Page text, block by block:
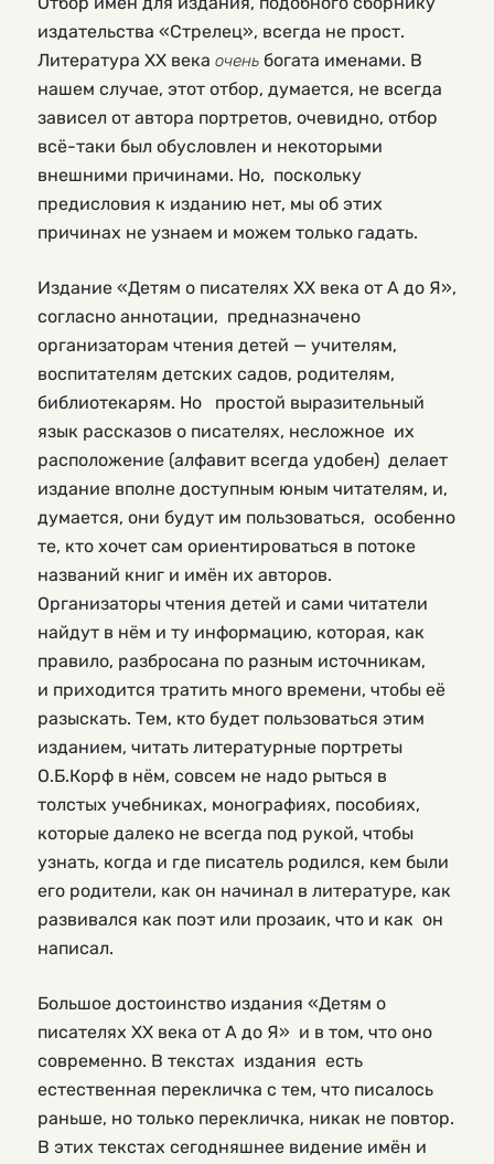
издательства «Стрелец», всегда не прост.
Литература ХХ века очень богата именами. В
нашем случае, этот отбор, думается, не всегда
зависел от автора портретов, очевидно, отбор
всё-таки был обусловлен и некоторыми
внешними причинами. Но, поскольку
предисловия к изданию нет, мы об этих
причинах не узнаем и можем только гадать.
Издание «Детям о писателях ХХ века от А до Я»,
согласно аннотации, предназначено
организаторам чтения детей — учителям,
воспитателям детских садов, родителям,
библиотекарям. Но простой выразительный
язык рассказов о писателях, несложное их
расположение (алфавит всегда удобен) делает
издание вполне доступным юным читателям, и,
думается, они будут им пользоваться, особенно
те, кто хочет сам ориентироваться в потоке
названий книг и имён их авторов.
Организаторы чтения детей и сами читатели
найдут в нём и ту информацию, которая, как
правило, разбросана по разным источникам,
и приходится тратить много времени, чтобы её
разыскать. Тем, кто будет пользоваться этим
изданием, читать литературные портреты
О.Б.Корф в нём, совсем не надо рыться в
толстых учебниках, монографиях, пособиях,
которые далеко не всегда под рукой, чтобы
узнать, когда и где писатель родился, кем были
его родители, как он начинал в литературе, как
развивался как поэт или прозаик, что и как он
написал.
Большое достоинство издания «Детям о
писателях ХХ века от А до Я» и в том, что оно
современно. В текстах издания есть
естественная перекличка с тем, что писалось
раньше, но только перекличка, никак не повтор.
В этих текстах сегодняшнее видение имён и